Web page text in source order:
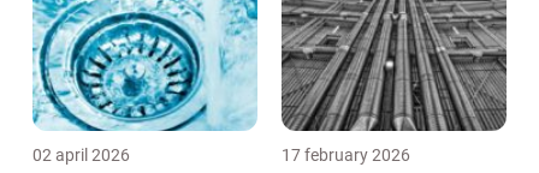
02 april 2026 17 february 2026